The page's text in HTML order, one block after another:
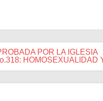
POR LA IGLESIA
HOMOSEXUALIDAD